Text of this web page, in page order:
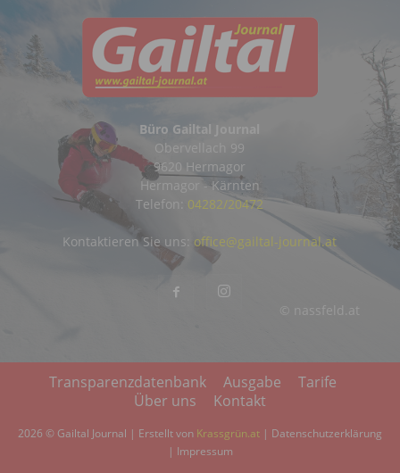
Büro Gailtal Journal
Obervellach 99
9620 Hermagor
Hermagor - Kärnten
Telefon: 04282/20472
© nassfeld.at
Kontaktieren Sie uns: office@gailtal-journal.at
Transparenzdatenbank Ausgabe
Tarife
Über uns
Kontakt
2026 © Gailtal Journal | Erstellt von Krassgrün.at | Datenschutzerklärung
| Impressum